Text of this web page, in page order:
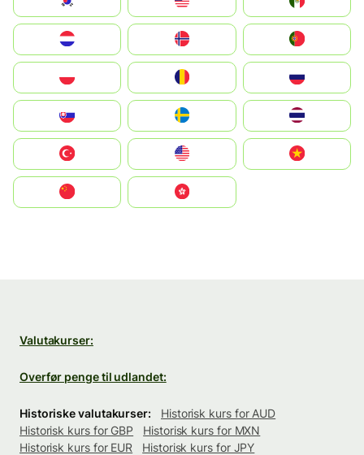
United States
中國香港特別行政區
Valutakurser:
Overfør penge til udlandet:
Historiske valutakurser:
Historisk kurs for AUD
Historisk kurs for GBP
Historisk kurs for MXN
Historisk kurs for EUR
Historisk kurs for JPY